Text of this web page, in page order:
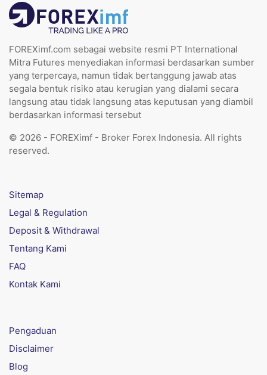
FOREXimf.com sebagai website resmi PT International
Mitra Futures menyediakan informasi berdasarkan sumber
yang terpercaya, namun tidak bertanggung jawab atas
segala bentuk risiko atau kerugian yang dialami secara
langsung atau tidak langsung atas keputusan yang diambil
berdasarkan informasi tersebut
© 2026 - FOREXimf - Broker Forex Indonesia. All rights
reserved.
Sitemap
Legal & Regulation
Deposit & Withdrawal
Tentang Kami
FAQ
Kontak Kami
Pengaduan
Disclaimer
Blog